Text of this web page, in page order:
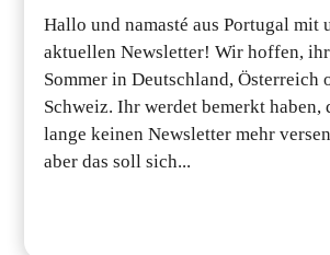
Hallo und namasté aus Portugal mit
aktuellen Newsletter! Wir hoffen,
Sommer in Deutschland, Österreich
Schweiz. Ihr werdet bemerkt haben,
lange keinen Newsletter mehr
aber das soll sich...